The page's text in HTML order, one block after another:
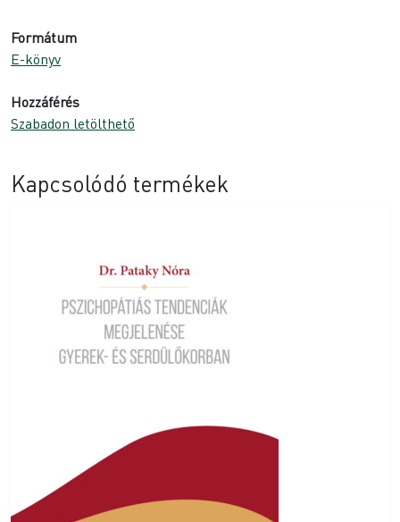
Formátum
E-könyv
Hozzáférés
Szabadon letölthető
Kapcsolódó termékek